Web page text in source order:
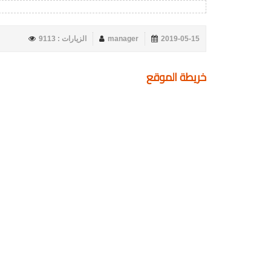
2019-05-15
manager الزيارات : 9113
خريطة الموقع